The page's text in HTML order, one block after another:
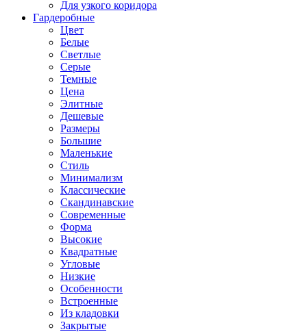
Для узкого коридора
Гардеробные
Цвет
Белые
Светлые
Серые
Темные
Цена
Элитные
Дешевые
Размеры
Большие
Маленькие
Стиль
Минимализм
Классические
Скандинавские
Современные
Форма
Высокие
Квадратные
Угловые
Низкие
Особенности
Встроенные
Из кладовки
Закрытые